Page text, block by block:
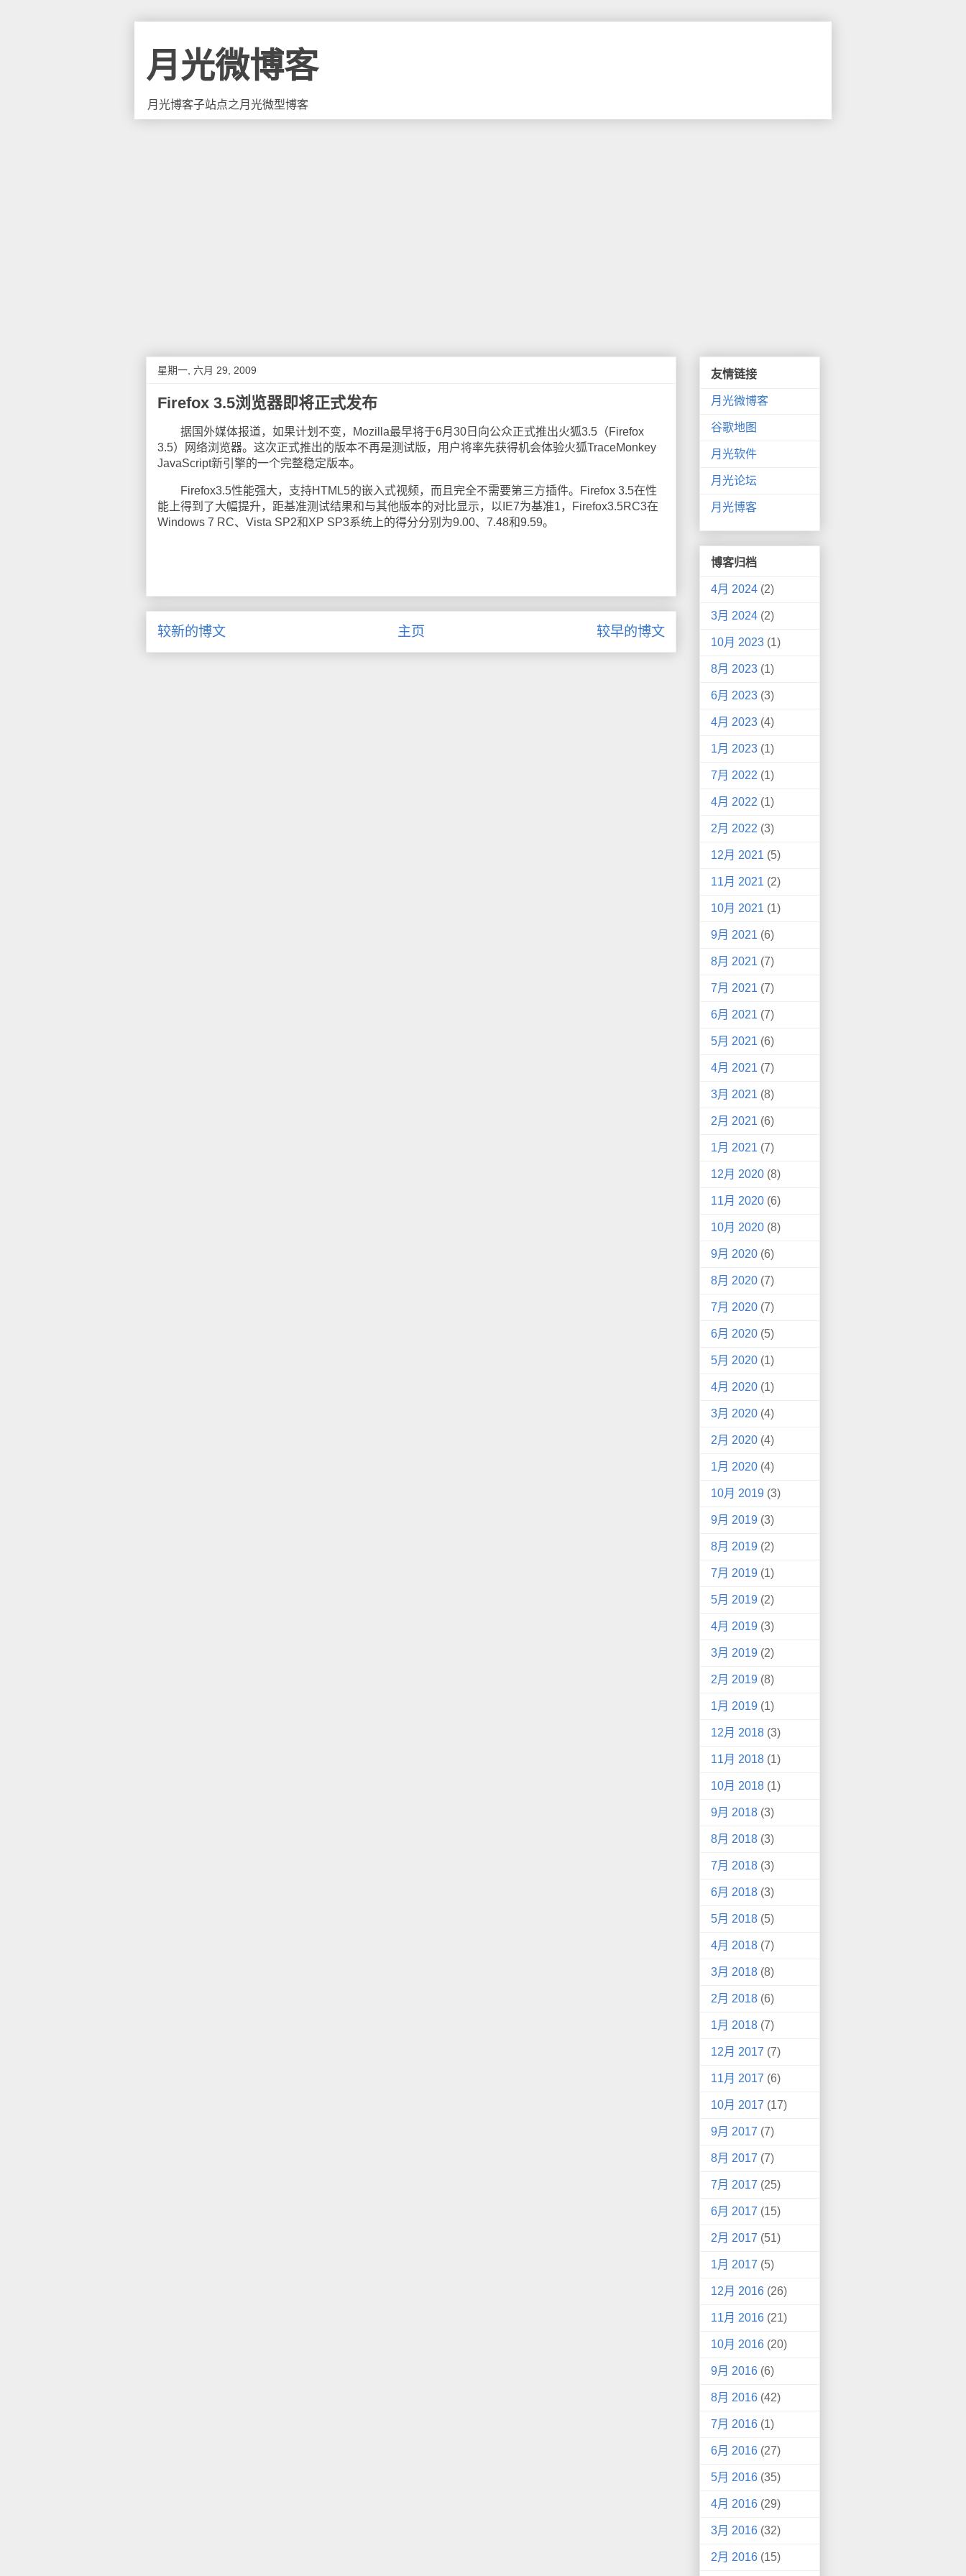
月光微博客
月光博客子站点之月光微型博客
星期一, 六月 29, 2009
Firefox 3.5浏览器即将正式发布
据国外媒体报道，如果计划不变，Mozilla最早将于6月30日向公众正式推出火狐3.5（Firefox
3.5）网络浏览器。这次正式推出的版本不再是测试版，用户将率先获得机会体验火狐TraceMonkey
JavaScript新引擎的一个完整稳定版本。
Firefox3.5性能强大，支持HTML5的嵌入式视频，而且完全不需要第三方插件。Firefox 3.5在性
能上得到了大幅提升，距基准测试结果和与其他版本的对比显示，以IE7为基准1，Firefox3.5RC3在
Windows 7 RC、Vista SP2和XP SP3系统上的得分分别为9.00、7.48和9.59。
较新的博文 较早的博文
主页
友情链接
月光微博客
谷歌地图
月光软件
月光论坛
月光博客
博客归档
4月 2024 (2)
3月 2024 (2)
10月 2023 (1)
8月 2023 (1)
6月 2023 (3)
4月 2023 (4)
1月 2023 (1)
7月 2022 (1)
4月 2022 (1)
2月 2022 (3)
12月 2021 (5)
11月 2021 (2)
10月 2021 (1)
9月 2021 (6)
8月 2021 (7)
7月 2021 (7)
6月 2021 (7)
5月 2021 (6)
4月 2021 (7)
3月 2021 (8)
2月 2021 (6)
1月 2021 (7)
12月 2020 (8)
11月 2020 (6)
10月 2020 (8)
9月 2020 (6)
8月 2020 (7)
7月 2020 (7)
6月 2020 (5)
5月 2020 (1)
4月 2020 (1)
3月 2020 (4)
2月 2020 (4)
1月 2020 (4)
10月 2019 (3)
9月 2019 (3)
8月 2019 (2)
7月 2019 (1)
5月 2019 (2)
4月 2019 (3)
3月 2019 (2)
2月 2019 (8)
1月 2019 (1)
12月 2018 (3)
11月 2018 (1)
10月 2018 (1)
9月 2018 (3)
8月 2018 (3)
7月 2018 (3)
6月 2018 (3)
5月 2018 (5)
4月 2018 (7)
3月 2018 (8)
2月 2018 (6)
1月 2018 (7)
12月 2017 (7)
11月 2017 (6)
10月 2017 (17)
9月 2017 (7)
8月 2017 (7)
7月 2017 (25)
6月 2017 (15)
2月 2017 (51)
1月 2017 (5)
12月 2016 (26)
11月 2016 (21)
10月 2016 (20)
9月 2016 (6)
8月 2016 (42)
7月 2016 (1)
6月 2016 (27)
5月 2016 (35)
4月 2016 (29)
3月 2016 (32)
2月 2016 (15)